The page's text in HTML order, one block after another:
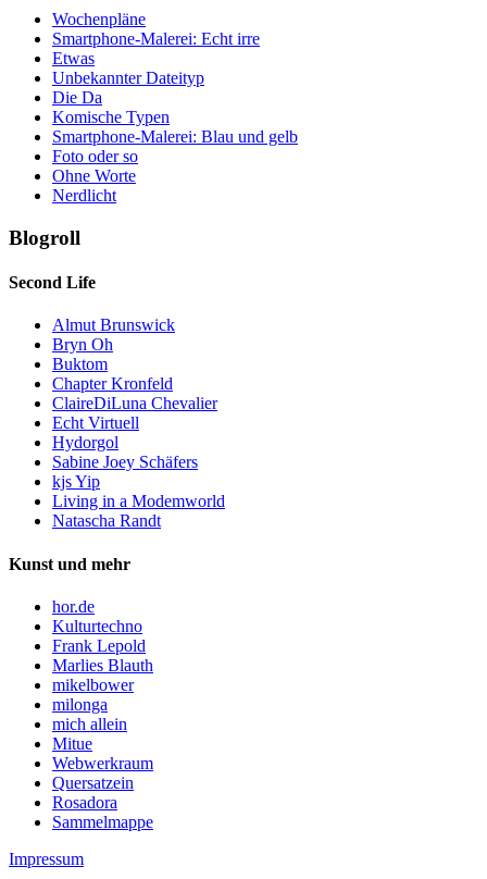
Wochenpläne
Smartphone-Malerei: Echt irre
Etwas
Unbekannter Dateityp
Die Da
Komische Typen
Smartphone-Malerei: Blau und gelb
Foto oder so
Ohne Worte
Nerdlicht
Blogroll
Second Life
Almut Brunswick
Bryn Oh
Buktom
Chapter Kronfeld
ClaireDiLuna Chevalier
Echt Virtuell
Hydorgol
Sabine Joey Schäfers
kjs Yip
Living in a Modemworld
Natascha Randt
Kunst und mehr
hor.de
Kulturtechno
Frank Lepold
Marlies Blauth
mikelbower
milonga
mich allein
Mitue
Webwerkraum
Quersatzein
Rosadora
Sammelmappe
Impressum